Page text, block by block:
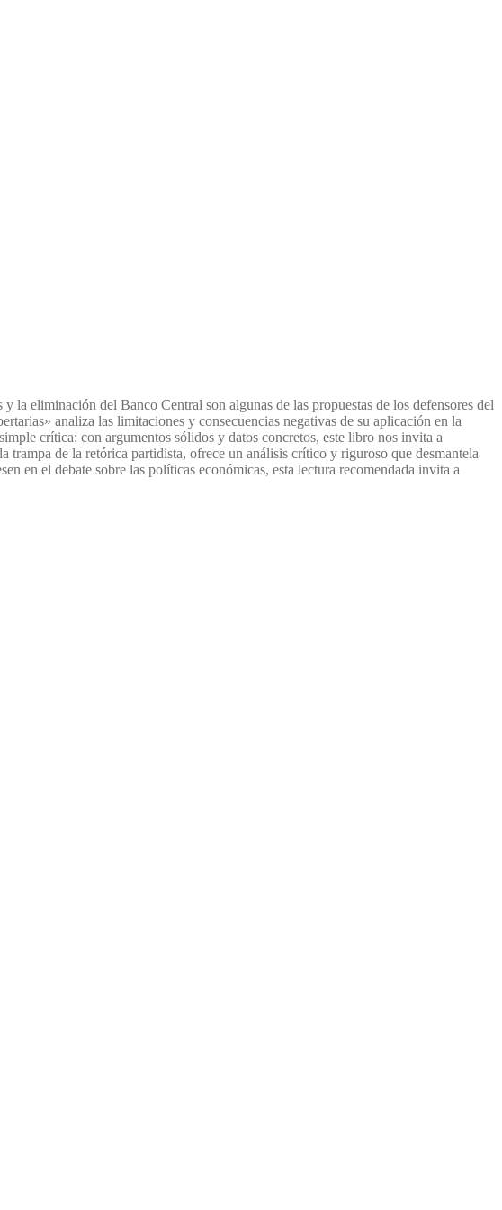
eliminación del Banco Central son algunas de las propuestas de los defensores del
analiza las limitaciones y consecuencias negativas de su aplicación en la
crítica: con argumentos sólidos y datos concretos, este libro nos invita a
de la retórica partidista, ofrece un análisis crítico y riguroso que desmantela
en el debate sobre las políticas económicas, esta lectura recomendada invita a